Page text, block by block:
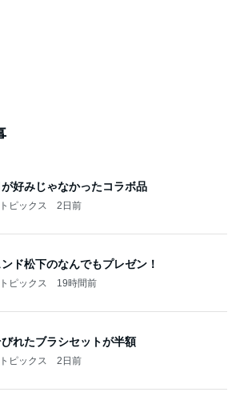
が好みじゃなかったコラボ品
ピックス 2日前
ド松下のなんでもプレゼン！
ピックス 19時間前
れたブラシセットが半額
ピックス 2日前